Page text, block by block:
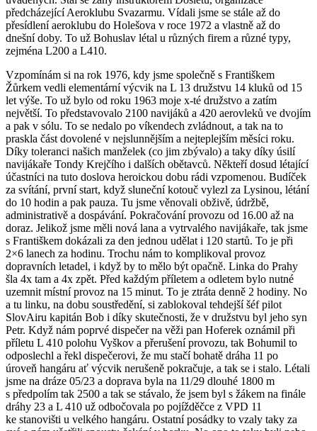
předcházející Aeroklubu Svazarmu. Vídali jsme se stále až do
přesídlení aeroklubu do Holešova v roce 1972 a vlastně až do
dnešní doby. To už Bohuslav létal u různých firem a různé typy,
zejména L200 a L410.
Vzpomínám si na rok 1976, kdy jsme společně s Františkem
Žůrkem vedli elementární výcvik na L 13 družstvu 14 kluků od 15
let výše. To už bylo od roku 1963 moje x-té družstvo a zatím
největší. To představovalo 2100 navijáků a 420 aerovleků ve dvojím
a pak v sólu. To se nedalo po víkendech zvládnout, a tak na to
praskla část dovolené v nejslunnějším a nejteplejším měsíci roku.
Díky toleranci našich manželek (co jim zbývalo) a taky díky úsilí
navijákaře Tondy Krejčího i dalších obětavců. Někteří dosud létající
účastníci na tuto doslova heroickou dobu rádi vzpomenou. Budíček
za svítání, první start, když sluneční kotouč vylezl za Lysinou, létání
do 10 hodin a pak pauza. Tu jsme věnovali obživě, údržbě,
administrativě a dospávání. Pokračování provozu od 16.00 až na
doraz. Jelikož jsme měli nová lana a vytrvalého navijákaře, tak jsme
s Františkem dokázali za den jednou udělat i 120 startů. To je při
2×6 lanech za hodinu. Trochu nám to komplikoval provoz
dopravních letadel, i když by to mělo být opačně. Linka do Prahy
šla 4x tam a 4x zpět. Před každým příletem a odletem bylo nutné
uzemnit místní provoz na 15 minut. To je ztráta denně 2 hodiny. No
a tu linku, na dobu soustředění, si zablokoval tehdejší šéf pilot
SlovAiru kapitán Bob i díky skutečnosti, že v družstvu byl jeho syn
Petr. Když nám poprvé dispečer na věži pan Hoferek oznámil při
příletu L 410 polohu Vyškov a přerušení provozu, tak Bohumil to
odposlechl a řekl dispečerovi, že mu stačí bohatě dráha 11 po
úroveň hangáru ať výcvik nerušeně pokračuje, a tak se i stalo. Létali
jsme na dráze 05/23 a doprava byla na 11/29 dlouhé 1800 m
s předpolím tak 2500 a tak se stávalo, že jsem byl s žákem na finále
dráhy 23 a L 410 už odbočovala po pojížděčce z VPD 11
ke stanovišti u velkého hangáru. Ostatní posádky to vzaly taky za